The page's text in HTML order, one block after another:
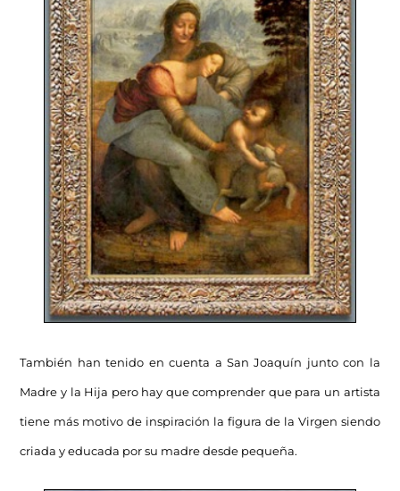
También han tenido en cuenta a San Joaquín junto con la
Madre y la Hija pero hay que comprender que para un artista
tiene más motivo de inspiración la figura de la Virgen siendo
criada y educada por su madre desde pequeña.